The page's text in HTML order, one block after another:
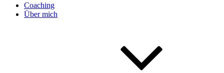
Coaching
Über mich